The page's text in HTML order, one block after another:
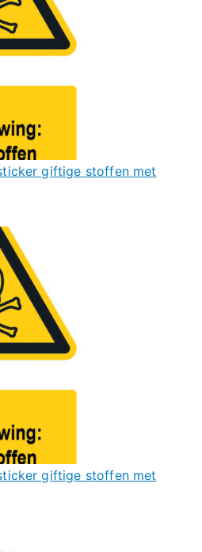
giftige stoffen met
giftige stoffen met